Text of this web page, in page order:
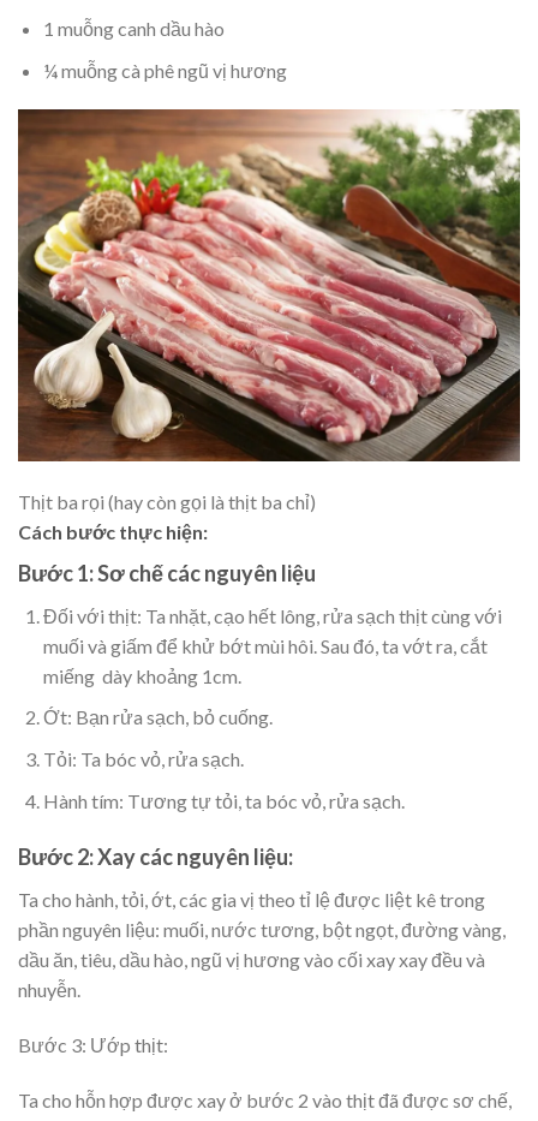
1 muỗng canh dầu hào
¼ muỗng cà phê ngũ vị hương
Thịt ba rọi (hay còn gọi là thịt ba chỉ)
Cách bước thực hiện:
Bước 1: Sơ chế các nguyên liệu
Đối với thịt: Ta nhặt, cạo hết lông, rửa sạch thịt cùng với
muối và giấm để khử bớt mùi hôi. Sau đó, ta vớt ra, cắt
miếng dày khoảng 1cm.
Ớt: Bạn rửa sạch, bỏ cuống.
Tỏi: Ta bóc vỏ, rửa sạch.
Hành tím: Tương tự tỏi, ta bóc vỏ, rửa sạch.
Bước 2: Xay các nguyên liệu:
Ta cho hành, tỏi, ớt, các gia vị theo tỉ lệ được liệt kê trong
phần nguyên liệu: muối, nước tương, bột ngọt, đường vàng,
dầu ăn, tiêu, dầu hào, ngũ vị hương vào cối xay xay đều và
nhuyễn.
Bước 3: Ướp thịt:
Ta cho hỗn hợp được xay ở bước 2 vào thịt đã được sơ chế,